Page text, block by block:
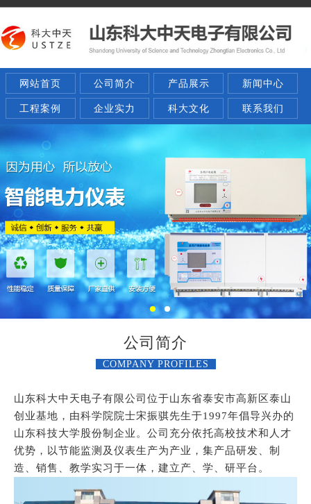
网站首页 公司简介 产品展示 新闻中心
工程案例 企业实力 科大文化 联系我们
公司简介
COMPANY PROFILES
山东科大中天电子有限公司位于山东省泰安市高新区泰山
创业基地，由科学院院士宋振骐先生于1997年倡导兴办的
山东科技大学股份制企业。公司充分依托高校技术和人才
优势，以节能监测及仪表生产为产业，集产品研发、制
造、销售、教学实习于一体，建立产、学、研平台。